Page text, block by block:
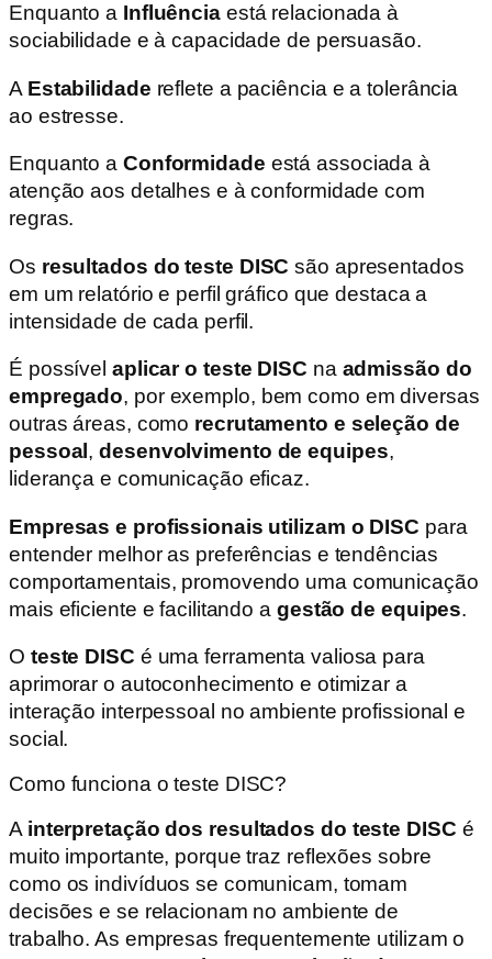
Enquanto a Influência está relacionada à
sociabilidade e à capacidade de persuasão.
A Estabilidade reflete a paciência e a tolerância
ao estresse.
Enquanto a Conformidade está associada à
atenção aos detalhes e à conformidade com
regras.
Os resultados do teste DISC são apresentados
em um relatório e perfil gráfico que destaca a
intensidade de cada perfil.
É possível aplicar o teste DISC na admissão do
empregado, por exemplo, bem como em diversas
outras áreas, como recrutamento e seleção de
pessoal ,desenvolvimento de equipes,
liderança e comunicação eficaz.
Empresas e profissionais utilizam o DISC para
entender melhor as preferências e tendências
comportamentais, promovendo uma comunicação
mais eficiente e facilitando a gestão de equipes.
O teste DISC é uma ferramenta valiosa para
aprimorar o autoconhecimento e otimizar a
interação interpessoal no ambiente profissional e
social.
Como funciona o teste DISC?
A interpretação dos resultados do teste DISC é
muito importante, porque traz reflexões sobre
como os indivíduos se comunicam, tomam
decisões e se relacionam no ambiente de
trabalho. As empresas frequentemente utilizam o